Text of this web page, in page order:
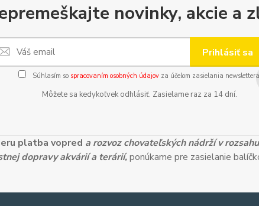
novinky, akcie a
Prihlásiť sa
Súhlasím so spracovaním osobných údajovza účelom zasielania
Môžete sa kedykoľvek odhlásiť. Zasielame raz za 14 dní.
platba vopred a rozvoz chovateľských nádrží v
dopravy akvárií a terárií,ponúkame pre zasielanie